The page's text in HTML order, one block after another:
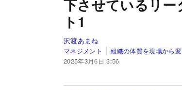
下させているリー
ト1
沢渡あまね
マネジメント
組織の体質を現場から
2025年3月6日 3:56